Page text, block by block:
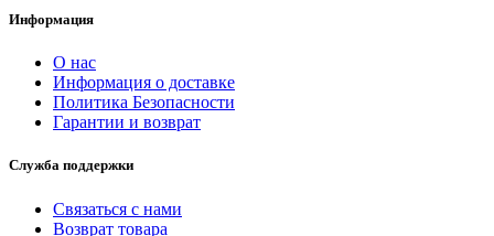
Информация
О нас
Информация о доставке
Политика Безопасности
Гарантии и возврат
Служба поддержки
Связаться с нами
Возврат товара